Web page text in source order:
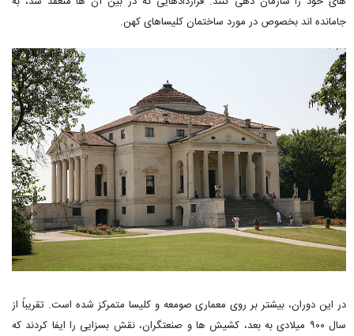
جامانده اند بخصوص در مورد ساختمان کلیساهای کهن.
در این دوران، بیشتر بر روی معماری صومعه و کلیسا متمرکز شده است. تقریباً از
سال ۹۰۰ میلادی به بعد، کشیش ها و صنعتگران، نقش بسزایی را ایفا کردند که